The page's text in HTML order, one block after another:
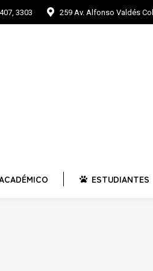
3303 259 Av. Alfonso Valdés
ESTUDIANTES
ACADÉMICO